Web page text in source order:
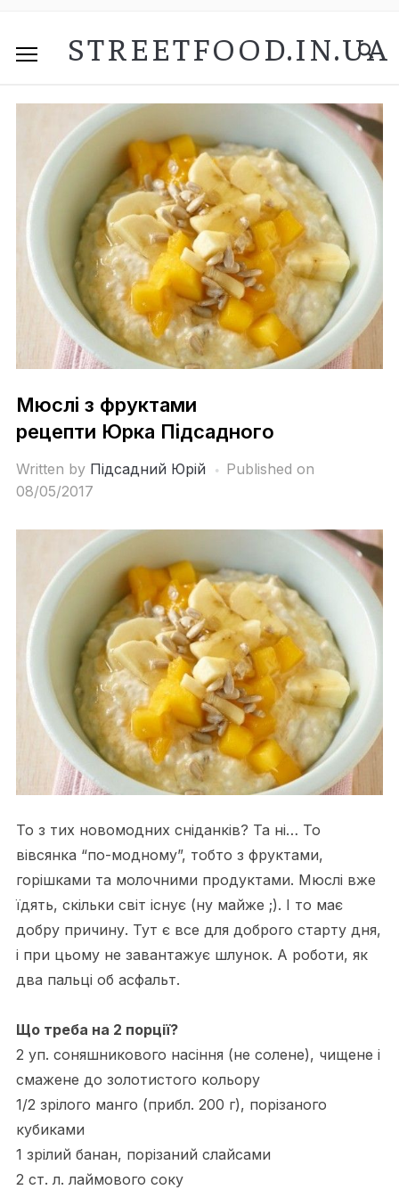
STREETFOOD.IN.UA
Мюслі з фруктами
рецепти Юрка Підсадного
Written by Підсадний Юрій
Published on
08/05/2017
То з тих новомодних сніданків? Та ні… То
вівсянка “по-модному”, тобто з фруктами,
горішками та молочними продуктами. Мюслі вже
їдять, скільки світ існує (ну майже ;). І то має
добру причину. Тут є все для доброго старту дня,
і при цьому не завантажує шлунок. А роботи, як
два пальці об асфальт.
Що треба на 2 порції?
2 уп. соняшникового насіння (не солене), чищене і
смажене до золотистого кольору
1/2 зрілого манго (прибл. 200 г), порізаного
кубиками
1 зрілий банан, порізаний слайсами
2 ст. л. лаймового соку